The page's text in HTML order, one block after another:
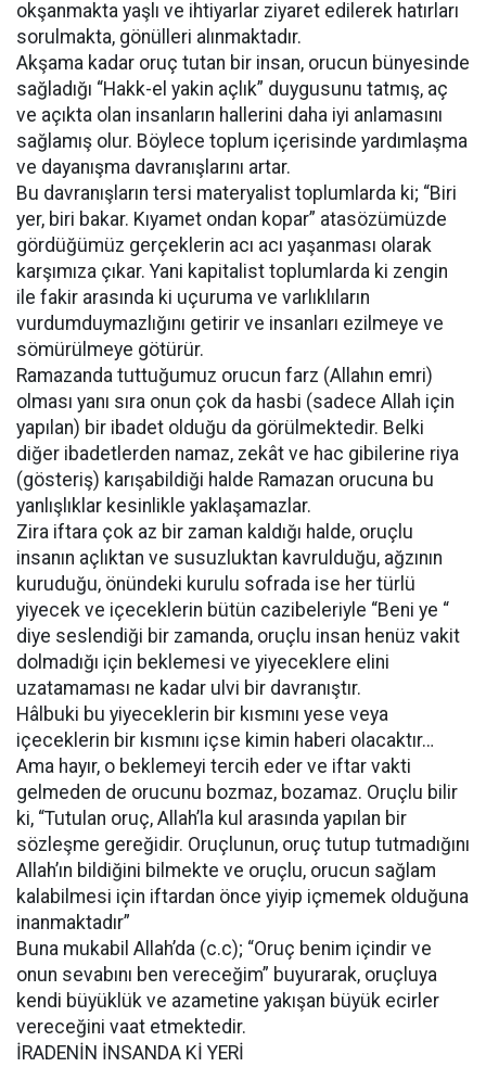
okşanmakta yaşlı ve ihtiyarlar ziyaret edilerek hatırları
sorulmakta, gönülleri alınmaktadır.
Akşama kadar oruç tutan bir insan, orucun bünyesinde
sağladığı “Hakk-el yakin açlık” duygusunu tatmış, aç
ve açıkta olan insanların hallerini daha iyi anlamasını
sağlamış olur. Böylece toplum içerisinde yardımlaşma
ve dayanışma davranışlarını artar.
Bu davranışların tersi materyalist toplumlarda ki; “Biri
yer, biri bakar. Kıyamet ondan kopar” atasözümüzde
gördüğümüz gerçeklerin acı acı yaşanması olarak
karşımıza çıkar. Yani kapitalist toplumlarda ki zengin
ile fakir arasında ki uçuruma ve varlıklıların
vurdumduymazlığını getirir ve insanları ezilmeye ve
sömürülmeye götürür.
Ramazanda tuttuğumuz orucun farz (Allahın emri)
olması yanı sıra onun çok da hasbi (sadece Allah için
yapılan) bir ibadet olduğu da görülmektedir. Belki
diğer ibadetlerden namaz, zekât ve hac gibilerine riya
(gösteriş) karışabildiği halde Ramazan orucuna bu
yanlışlıklar kesinlikle yaklaşamazlar.
Zira iftara çok az bir zaman kaldığı halde, oruçlu
insanın açlıktan ve susuzluktan kavrulduğu, ağzının
kuruduğu, önündeki kurulu sofrada ise her türlü
yiyecek ve içeceklerin bütün cazibeleriyle “Beni ye “
diye seslendiği bir zamanda, oruçlu insan henüz vakit
dolmadığı için beklemesi ve yiyeceklere elini
uzatamaması ne kadar ulvi bir davranıştır.
Hâlbuki bu yiyeceklerin bir kısmını yese veya
içeceklerin bir kısmını içse kimin haberi olacaktır…
Ama hayır, o beklemeyi tercih eder ve iftar vakti
gelmeden de orucunu bozmaz, bozamaz. Oruçlu bilir
ki, “Tutulan oruç, Allah’la kul arasında yapılan bir
sözleşme gereğidir. Oruçlunun, oruç tutup tutmadığını
Allah’ın bildiğini bilmekte ve oruçlu, orucun sağlam
kalabilmesi için iftardan önce yiyip içmemek olduğuna
inanmaktadır”
Buna mukabil Allah’da (c.c); “Oruç benim içindir ve
onun sevabını ben vereceğim” buyurarak, oruçluya
kendi büyüklük ve azametine yakışan büyük ecirler
vereceğini vaat etmektedir.
İRADENİN İNSANDA Kİ YERİ